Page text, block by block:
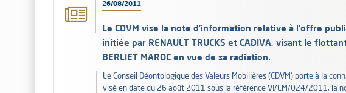
26/08/2011
Le CDVM vise la note d’information relative à l’offre
initiée par RENAULT TRUCKS et CADIVA, visant le
BERLIET MAROC en vue de sa radiation.
Le Conseil Déontologique des Valeurs Mobilières (CDVM) porte à la
visé en date du 26 août 2011 sous la référence VI/EM/024/2011, la